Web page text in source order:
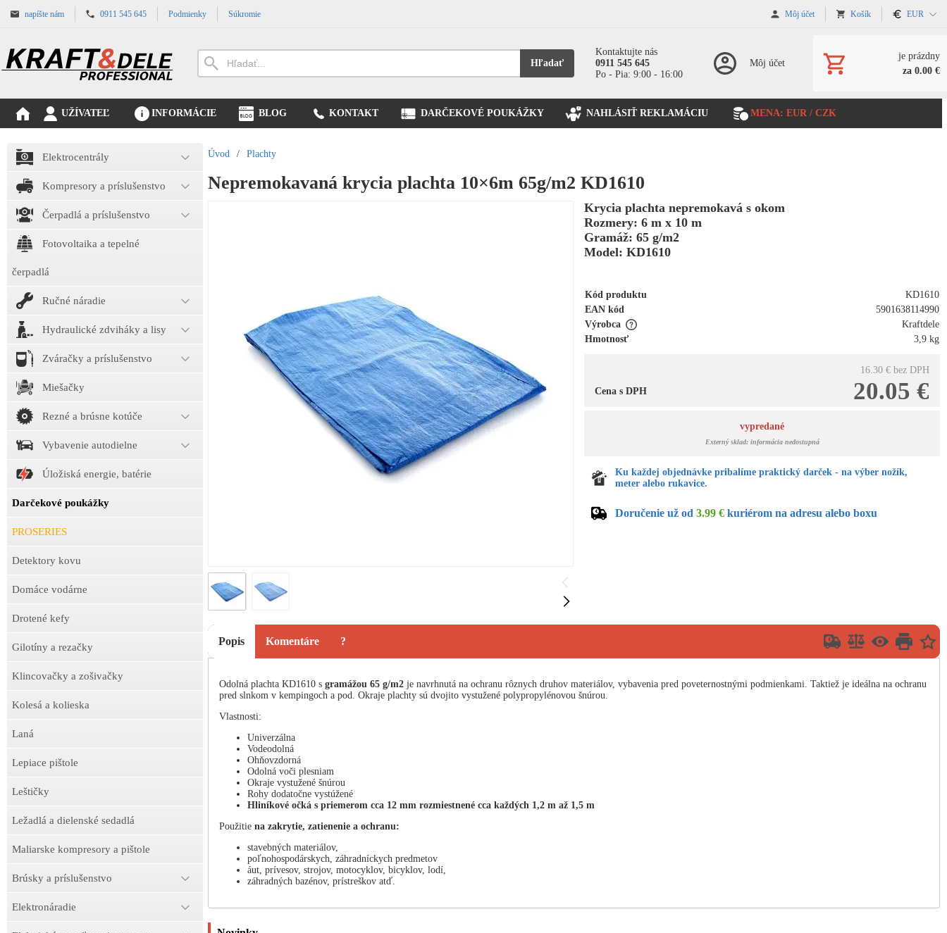
napíšte nám 0911 545 645 Podmienky Súkromie Môj účet Košík EUR
Hľadať
Kontaktujte nás
0911 545 645
Po - Pia: 9:00 - 16:00
Môj účet
je prázdny
za 0.00 €
UŽÍVATEĽ INFORMÁCIE BLOG KONTAKT DARČEKOVÉ POUKÁŽKY NAHLÁSIŤ REKLAMÁCIU MENA: EUR / CZK
Elektrocentrály
Kompresory a príslušenstvo
Čerpadlá a príslušenstvo
Fotovoltaika a tepelné
čerpadlá
Ručné náradie
Hydraulické zdviháky a lisy
Zváračky a príslušenstvo
Miešačky
Rezné a brúsne kotúče
Vybavenie autodielne
Úložiská energie, batérie
Darčekové poukážky
PROSERIES
Detektory kovu
Domáce vodárne
Drotené kefy
Gilotíny a rezačky
Klincovačky a zošivačky
Kolesá a kolieska
Laná
Lepiace pištole
Leštičky
Ležadlá a dielenské sedadlá
Maliarske kompresory a pištole
Brúsky a príslušenstvo
Elektronáradie
Úvod / Plachty
Nepremokavaná krycia plachta 10×6m 65g/m2 KD1610
Krycia plachta nepremokavá s okom
Rozmery: 6 m x 10 m
Gramáž: 65 g/m2
Model: KD1610
Kód produktu
KD1610
EAN kód
5901638114990
Výrobca
Kraftdele
Hmotnosť
3,9 kg
16.30 € bez DPH
20.05 €
Cena s DPH
vypredané
Externý sklad: informácia nedostupná
Ku každej objednávke pribalíme praktický darček - na výber nožík,
meter alebo rukavice.
Doručenie už od3.99 € kuriérom na adresu alebo boxu
Popis Komentáre ?
Odolná plachta KD1610 sgramážou 65 g/m2je navrhnutá na ochranu rôznych druhov materiálov, vybavenia pred poveternostnými podmienkami. Taktiež je ideálna na ochranu
pred slnkom v kempingoch a pod. Okraje plachty sú dvojito vystužené polypropylénovou šnúrou.
Vlastnosti:
Univerzálna
Vodeodolná
Ohňovzdorná
Odolná voči plesniam
Okraje vystužené šnúrou
Rohy dodatočne vystúžené
Hliníkové očká s priemerom cca 12 mm rozmiestnené cca každých 1,2 m až 1,5 m
Použitie na zakrytie, zatienenie a ochranu:
stavebných materiálov,
poľnohospodárskych, záhradníckych predmetov
áut, prívesov, strojov, motocyklov, bicyklov, lodí,
záhradných bazénov, prístreškov atď.